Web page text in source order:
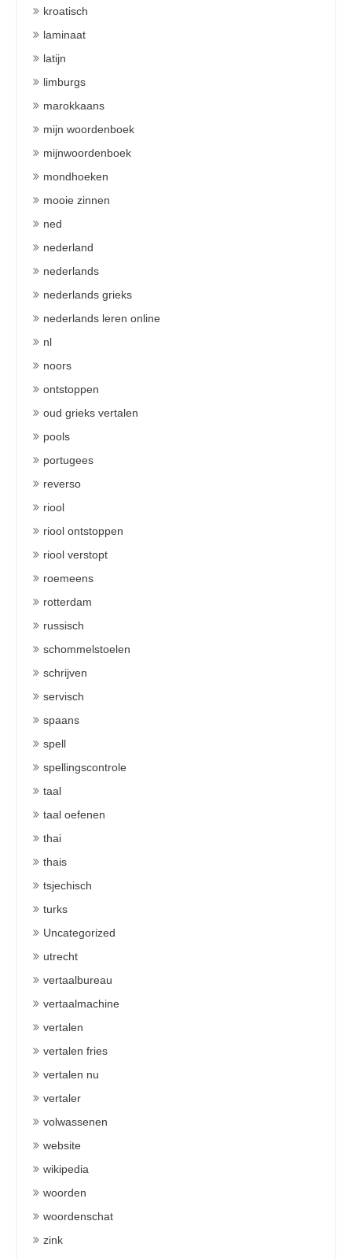
kroatisch
laminaat
latijn
limburgs
marokkaans
mijn woordenboek
mijnwoordenboek
mondhoeken
mooie zinnen
ned
nederland
nederlands
nederlands grieks
nederlands leren online
nl
noors
ontstoppen
oud grieks vertalen
pools
portugees
reverso
riool
riool ontstoppen
riool verstopt
roemeens
rotterdam
russisch
schommelstoelen
schrijven
servisch
spaans
spell
spellingscontrole
taal
taal oefenen
thai
thais
tsjechisch
turks
Uncategorized
utrecht
vertaalbureau
vertaalmachine
vertalen
vertalen fries
vertalen nu
vertaler
volwassenen
website
wikipedia
woorden
woordenschat
zink